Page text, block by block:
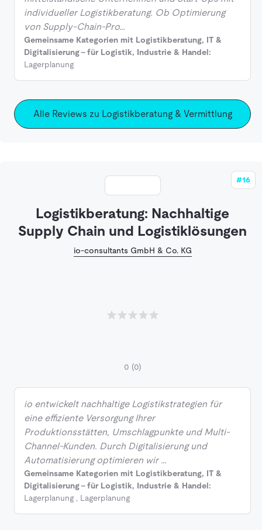
individueller Logistikberatung. Ob Optimierung
von Supply-Chain-Pro…
Gemeinsame Kategorien mit Logistikberatung, IT &
Digitalisierung - für Logistik, Industrie & Handel:
Lagerplanung
Alle Reviews zu Logistikberatung & Vermittlung
#16
Logistikberatung: Nachhaltige
Supply Chain und Logistiklösungen
io-consultants GmbH & Co. KG
0 (0)
io entwickelt nachhaltige Logistikstrategien für
eine effiziente Versorgung Ihrer
Produktionsstätten, Umschlagpunkte und Multi-
Channel-Kunden. Durch Digitalisierung und
Automatisierung optimieren wir …
Gemeinsame Kategorien mit Logistikberatung, IT &
Digitalisierung - für Logistik, Industrie & Handel:
Lagerplanung , Lagerplanung